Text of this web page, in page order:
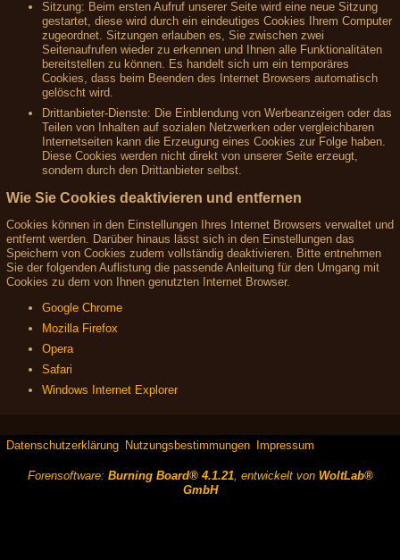
Sitzung: Beim ersten Aufruf unserer Seite wird eine neue Sitzung
gestartet, diese wird durch ein eindeutiges Cookies Ihrem Computer
zugeordnet. Sitzungen erlauben es, Sie zwischen zwei
Seitenaufrufen wieder zu erkennen und Ihnen alle Funktionalitäten
bereitstellen zu können. Es handelt sich um ein temporäres
Cookies, dass beim Beenden des Internet Browsers automatisch
gelöscht wird.
Drittanbieter-Dienste: Die Einblendung von Werbeanzeigen oder das
Teilen von Inhalten auf sozialen Netzwerken oder vergleichbaren
Internetseiten kann die Erzeugung eines Cookies zur Folge haben.
Diese Cookies werden nicht direkt von unserer Seite erzeugt,
sondern durch den Drittanbieter selbst.
Wie Sie Cookies deaktivieren und entfernen
Cookies können in den Einstellungen Ihres Internet Browsers verwaltet und
entfernt werden. Darüber hinaus lässt sich in den Einstellungen das
Speichern von Cookies zudem vollständig deaktivieren. Bitte entnehmen
Sie der folgenden Auflistung die passende Anleitung für den Umgang mit
Cookies zu dem von Ihnen genutzten Internet Browser.
Google Chrome
Mozilla Firefox
Opera
Safari
Windows Internet Explorer
Datenschutzerklärung Nutzungsbestimmungen Impressum
Forensoftware: Burning Board® 4.1.21, entwickelt von WoltLab®
GmbH